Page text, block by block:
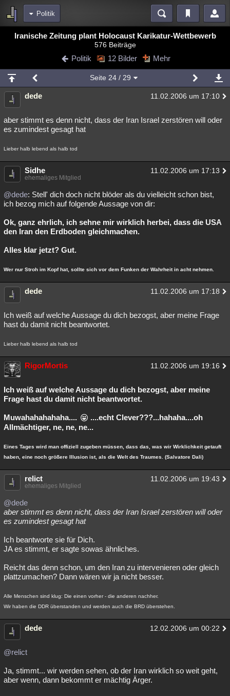
Politik
Bereiche
Blogs Videos
Chat Wiki Neuigkeiten
meine Rubriken
Menschen Mystery Kriminalfälle
Spiritualität Verschwörungen Technologie Ufologie
Philosophie Literatur
Astronomie Helpdesk Gruppen Gaming Filme
Verbesserungen
Übersichten
Iranische Zeitung plant Holocaust Karikatur-Wettbewerb
576 Beiträge
Politik 12 Bilder Mehr
Seite 24/ 29
dede 11.02.2006 um 17:10
aber stimmt es denn nicht, dass der Iran Israel zerstören will oder
es zumindest gesagt hat
Lieber halb lebend als halb tod
Sidhe 11.02.2006 um 17:13
ehemaliges Mitglied
@dede: Stell' dich doch nicht blöder als du vielleicht schon bist,
ich bezog mich auf folgende Aussage von dir:
Ok, ganz ehrlich, ich sehne mir wirklich herbei, dass die USA
den Iran den Erdboden gleichmachen.
Alles klar jetzt? Gut.
Wer nur Stroh im Kopf hat, sollte sich vor dem Funken der Wahrheit in acht nehmen.
dede 11.02.2006 um 17:18
Ich weiß auf welche Aussage du dich bezogst, aber meine Frage
hast du damit nicht beantwortet.
Lieber halb lebend als halb tod
RigorMortis 11.02.2006 um 19:16
Ich weiß auf welche Aussage du dich bezogst, aber meine
Frage hast du damit nicht beantwortet.
Muwahahahahaha....
....echt Clever???...hahaha....oh
Allmächtiger, ne, ne, ne...
Eines Tages wird man offiziell zugeben müssen, dass das, was wir Wirklichkeit getauft
haben, eine noch größere Illusion ist, als die Welt des Traumes. (Salvatore Dali)
relict 11.02.2006 um 19:43
ehemaliges Mitglied
@dede
aber stimmt es denn nicht, dass der Iran Israel zerstören will oder
es zumindest gesagt hat
Ich beantworte sie für Dich.
JA es stimmt, er sagte sowas ähnliches.
Reicht das denn schon, um den Iran zu intervenieren oder gleich
plattzumachen? Dann wären wir ja nicht besser.
Alle Menschen sind klug: Die einen vorher - die anderen nachher.
Wir haben die DDR überstanden und werden auch die BRD überstehen.
dede 12.02.2006 um 00:22
@relict
Ja, stimmt... wir werden sehen, ob der Iran wirklich so weit geht,
aber wenn, dann bekommt er mächtig Ärger.